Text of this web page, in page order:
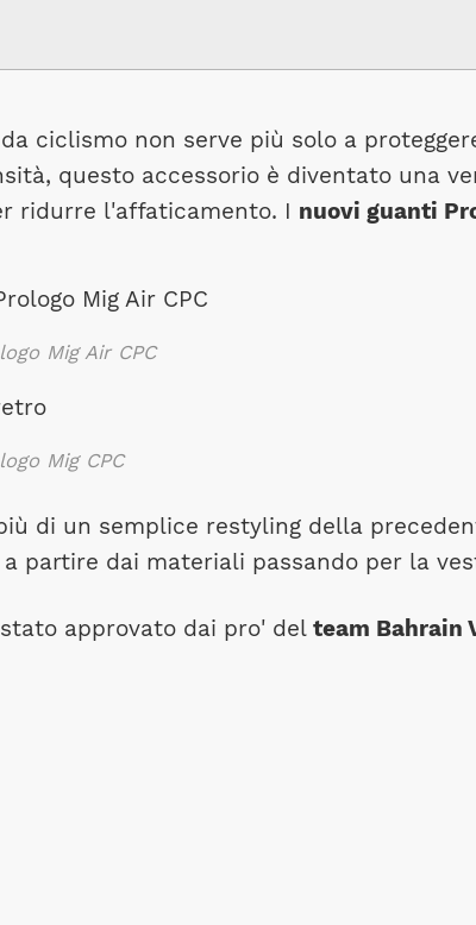
ciclismo non serve più solo a
questo accessorio è diventato una
ridurre l'affaticamento. I nuovi guanti
Mig Air CPC
Mig CPC
di un semplice restyling della
partire dai materiali passando per la
approvato dai pro' del team Bahrain